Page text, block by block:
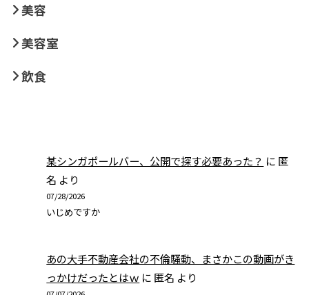
美容
美容室
飲食
某シンガポールバー、公開で探す必要あった？ に 匿
名 より
07/28/2026
いじめですか
あの大手不動産会社の不倫騒動、まさかこの動画がき
っかけだったとはｗ に 匿名 より